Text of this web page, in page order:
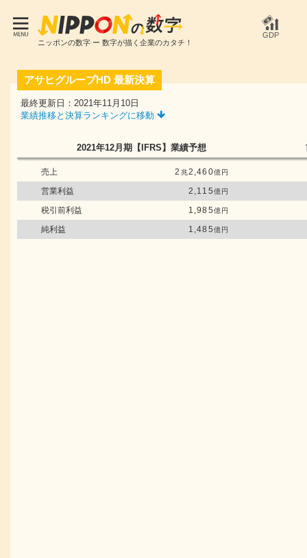
ニッポンの数字 ー 数字が描く企業のカタチ！
GDP
アサヒグループHD 最新決算
最終更新日：2021年11月10日
業績推移と決算ランキングに移動
2021年12月期 【IFRS】業績予想
売上 2 兆2,460億円
営業利益 2,115億円
税引前利益 1,985億円
純利益 1,485億円